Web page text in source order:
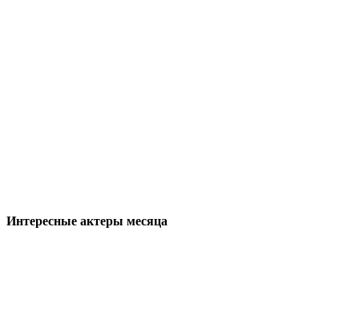
Интересные актеры месяца